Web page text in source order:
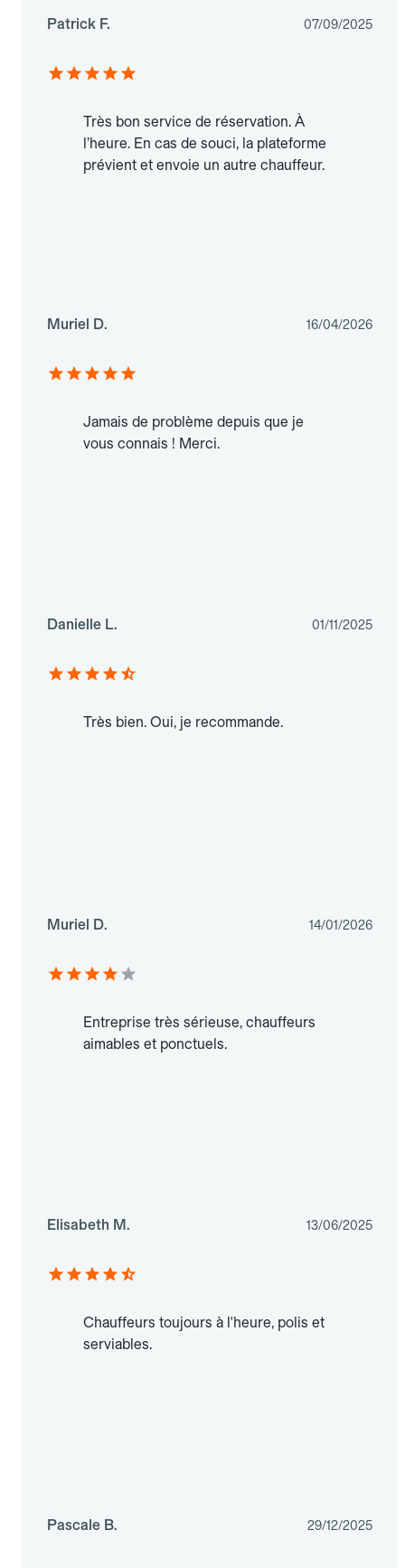
Patrick F. 07/09/2025
Très bon service de réservation. À
l’heure. En cas de souci, la plateforme
prévient et envoie un autre chauffeur.
Muriel D. 16/04/2026
Jamais de problème depuis que je
vous connais ! Merci.
Danielle L. 01/11/2025
Très bien. Oui, je recommande.
Muriel D. 14/01/2026
Entreprise très sérieuse, chauffeurs
aimables et ponctuels.
Elisabeth M. 13/06/2025
Chauffeurs toujours à l'heure, polis et
serviables.
Pascale B. 29/12/2025